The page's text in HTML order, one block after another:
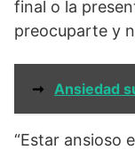
final o la
preocuparte y
➞ Ansiedad
“Estar ansioso